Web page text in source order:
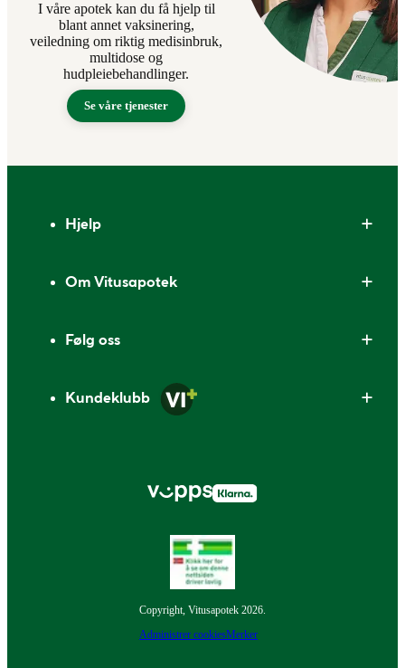
I våre apotek kan du få hjelp til
blant annet vaksinering,
veiledning om riktig medisinbruk,
multidose og
hudpleiebehandlinger.
Se våre tjenester
Hjelp
Om Vitusapotek
Følg oss
Kundeklubb
Copyright, Vitusapotek 2026.
Administrer cookiesMerker